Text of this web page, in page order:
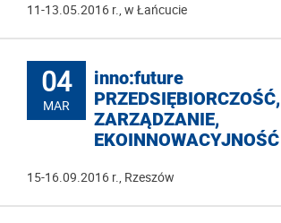
11-13.05.2016 r., w Łańcucie
04
MAR
inno:future
PRZEDSIĘBIORCZOŚĆ,
ZARZĄDZANIE,
EKOINNOWACYJNOŚĆ
15-16.09.2016 r., Rzeszów